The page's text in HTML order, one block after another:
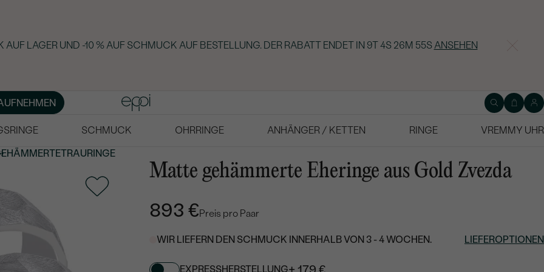
LAGER UND -10 % AUF SCHMUCK AUF BESTELLUNG. DER RABATT ENDET IN 9T 4S 26M 54SANSEHEN
SCHMUCK OHRRINGE ANHÄNGER / KETTEN RINGE
VREMMY UHR
TRAURINGE
Matte gehämmerte Eheringe aus Gold Zvezda
893 €Preis pro Paar
WIR LIEFERN DEN SCHMUCK INNERHALB VON 3 - 4 WOCHEN. LIEFEROPTIONEN
EXPRESSHERSTELLUNG